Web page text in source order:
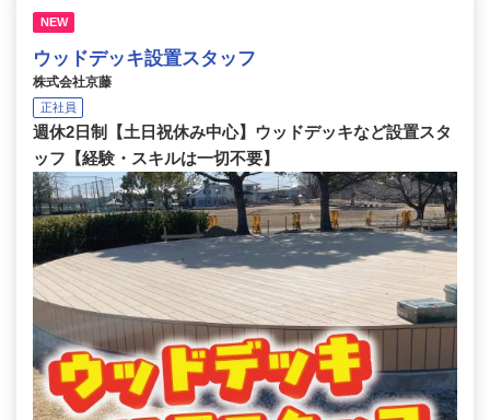
NEW
ウッドデッキ設置スタッフ
株式会社京藤
正社員
週休2日制【土日祝休み中心】ウッドデッキなど設置スタ
ッフ【経験・スキルは一切不要】